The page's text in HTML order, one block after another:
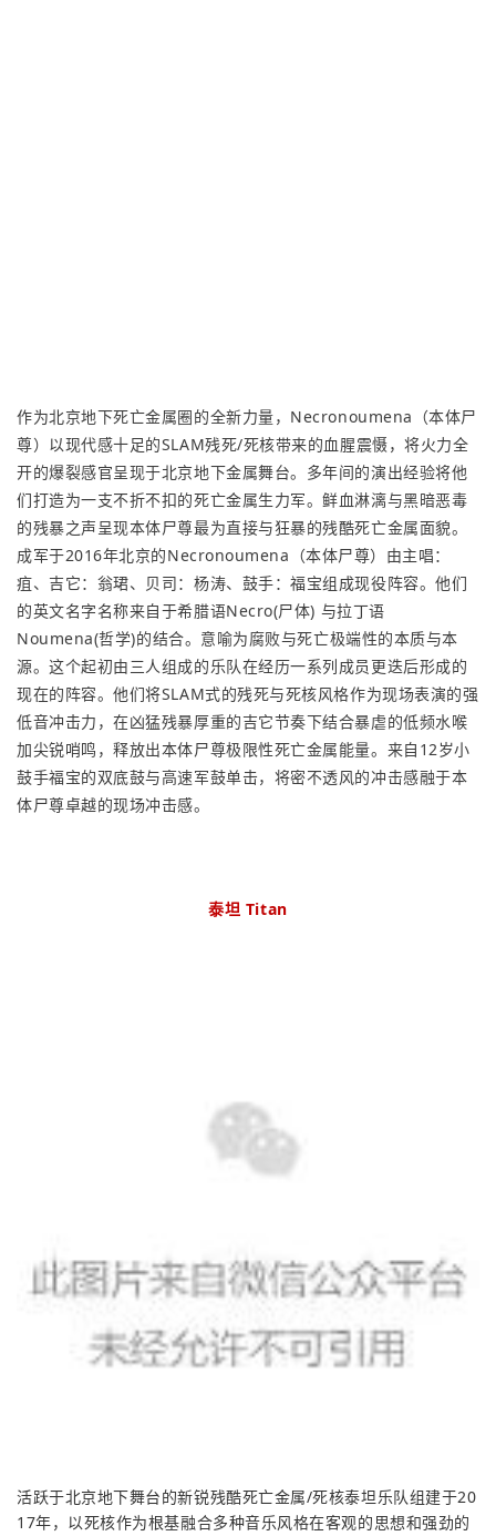
作为北京地下死亡金属圈的全新力量，Necronoumena（本体尸
尊）以现代感十足的SLAM残死/死核带来的血腥震慑，将火力全
开的爆裂感官呈现于北京地下金属舞台。多年间的演出经验将他
们打造为一支不折不扣的死亡金属生力军。鲜血淋漓与黑暗恶毒
的残暴之声呈现本体尸尊最为直接与狂暴的残酷死亡金属面貌。
成军于2016年北京的Necronoumena（本体尸尊）由主唱：
疽、吉它：翁珺、贝司：杨涛、鼓手：福宝组成现役阵容。他们
的英文名字名称来自于希腊语Necro(尸体) 与拉丁语
Noumena(哲学)的结合。意喻为腐败与死亡极端性的本质与本
源。这个起初由三人组成的乐队在经历一系列成员更迭后形成的
现在的阵容。他们将SLAM式的残死与死核风格作为现场表演的强
低音冲击力，在凶猛残暴厚重的吉它节奏下结合暴虐的低频水喉
加尖锐哨鸣，释放出本体尸尊极限性死亡金属能量。来自12岁小
鼓手福宝的双底鼓与高速军鼓单击，将密不透风的冲击感融于本
体尸尊卓越的现场冲击感。
泰坦 Titan
活跃于北京地下舞台的新锐残酷死亡金属/死核泰坦乐队组建于20
17年，以死核作为根基融合多种音乐风格在客观的思想和强劲的